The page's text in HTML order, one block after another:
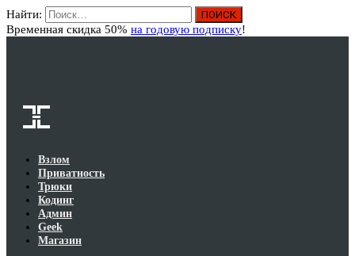
Найти:
Временная скидка 50% на годовую подписку!
Взлом
Приватность
Трюки
Кодинг
Админ
Geek
Магазин